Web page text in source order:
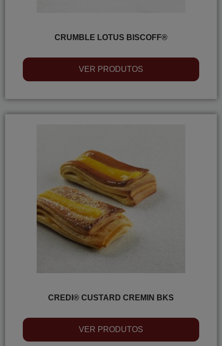
CRUMBLE LOTUS BISCOFF®
VER PRODUTOS
CREDI® CUSTARD CREMIN BKS
VER PRODUTOS